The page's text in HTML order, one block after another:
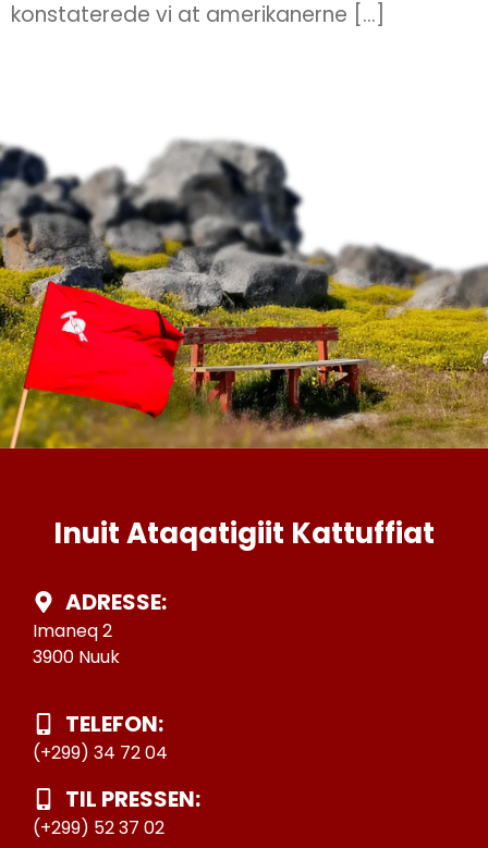
konstaterede vi at amerikanerne […]
Inuit Ataqatigiit Kattuffiat
ADRESSE:
Imaneq 2
3900 Nuuk
TELEFON:
(+299) 34 72 04
TIL PRESSEN:
(+299) 52 37 02